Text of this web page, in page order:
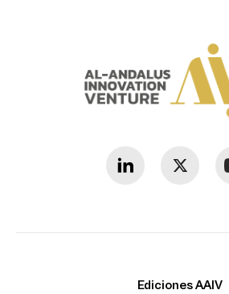
Ediciones AAIV